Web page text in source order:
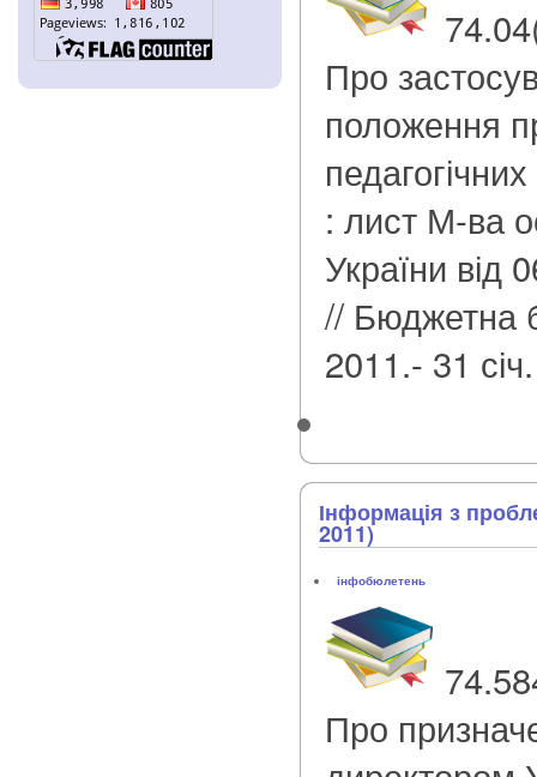
Про
положення
: лист М-ва
України
// Бюджетна
2011.- 31
Інформація з
2011)
інфобюлетень
Про